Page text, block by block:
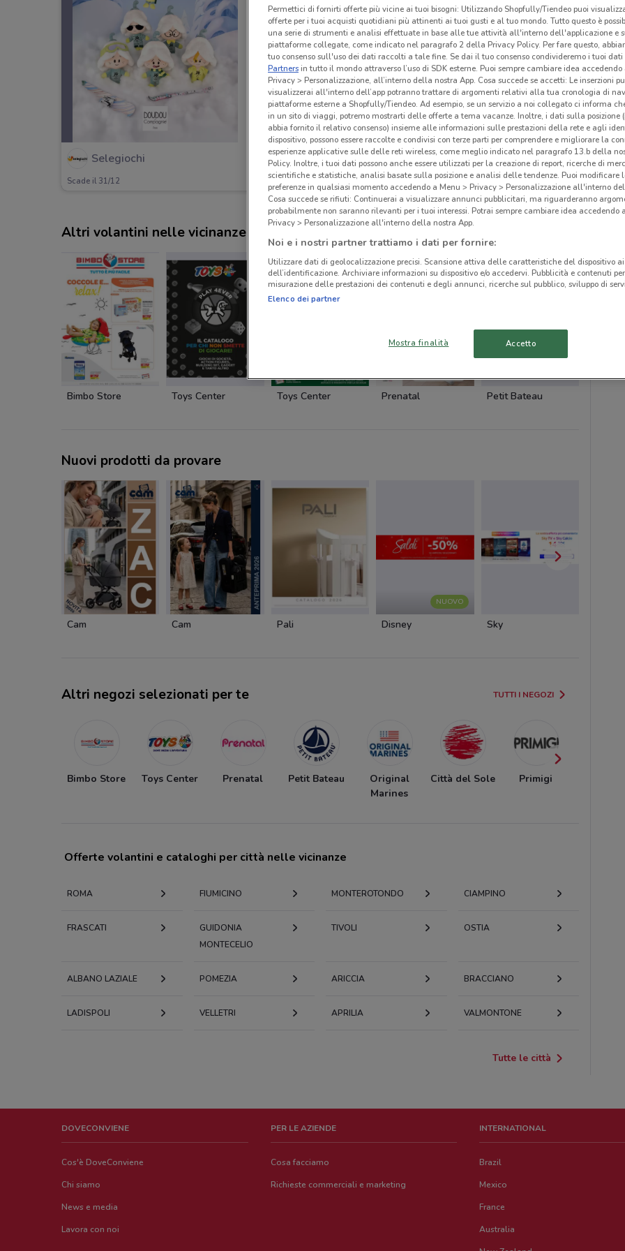
Selegiochi
Scade il 31/12 895 m
Altri volantini nelle vicinanze
Bimbo Store Toys Center Toys Center Prenatal Petit Bateau
Nuovi prodotti da provare
Cam Cam Pali
NUOVO
Disney Sky
Altri negozi selezionati per te TUTTI I NEGOZI
Bimbo Store Toys Center Prenatal Petit Bateau
Original
Marines
Città del Sole Primigi
Offerte volantini e cataloghi per città nelle vicinanze
ROMA FIUMICINO MONTEROTONDO CIAMPINO
FRASCATI
GUIDONIA
MONTECELIO
TIVOLI OSTIA
ALBANO LAZIALE POMEZIA ARICCIA BRACCIANO
LADISPOLI VELLETRI APRILIA VALMONTONE
Tutte le città
DOVECONVIENE
Cos'è DoveConviene
Chi siamo
News e media
Lavora con noi
PER LE AZIENDE
Cosa facciamo
Richieste commerciali e marketing
INTERNATIONAL
Brazil
Mexico
France
Australia
Permettici di fornirti offerte più vicine ai tuoi bisogni: Utilizzando Shopfully/Tiendeo puoi
offerte per i tuoi acquisti quotidiani più attinenti ai tuoi gusti e al tuo mondo. Tutto questo è
una serie di strumenti e analisi effettuate in base alle tue attività all'interno dell'applicazione e
piattaforme collegate, come indicato nel paragrafo 2 della Privacy Policy. Per fare questo,
tuo consenso sull'uso dei dati raccolti a tale fine. Se dai il tuo consenso condivideremo i tuoi dati
Partnersin tutto il mondo attraverso l’uso di SDK esterne. Puoi sempre cambiare idea accedendo
Privacy > Personalizzazione, all’interno della nostra App. Cosa succede se accetti: Le inserzioni
visualizzerai all'interno dell’app potranno trattare di argomenti relativi alla tua cronologia di
piattaforme esterne a Shopfully/Tiendeo. Ad esempio, se un servizio a noi collegato ci informa
in un sito di viaggi, potremo mostrarti delle offerte a tema vacanze. Inoltre, i dati sulla posizione
abbia fornito il relativo consenso) insieme alle informazioni sulle prestazioni della rete e agli
dispositivo, possono essere raccolte e condivisi con terze parti per comprendere e migliorare la
esperienze applicative sulle delle reti wireless, come meglio indicato nel paragrafo 13.b della
Policy. Inoltre, i tuoi dati possono anche essere utilizzati per la creazione di report, ricerche di
scientifiche e statistiche, analisi basate sulla posizione e analisi delle tendenze. Puoi modificare
preferenze in qualsiasi momento accedendo a Menu > Privacy > Personalizzazione all'interno
Cosa succede se rifiuti: Continuerai a visualizzare annunci pubblicitari, ma riguarderanno
probabilmente non saranno rilevanti per i tuoi interessi. Potrai sempre cambiare idea accedendo
Privacy > Personalizzazione all'interno della nostra App.
Noi e i nostri partner trattiamo i dati per fornire:
Utilizzare dati di geolocalizzazione precisi. Scansione attiva delle caratteristiche del dispositivo
dell’identificazione. Archiviare informazioni su dispositivo e/o accedervi. Pubblicità e contenuti
misurazione delle prestazioni dei contenuti e degli annunci, ricerche sul pubblico, sviluppo di
Elenco dei partner
Mostra finalità Accetto